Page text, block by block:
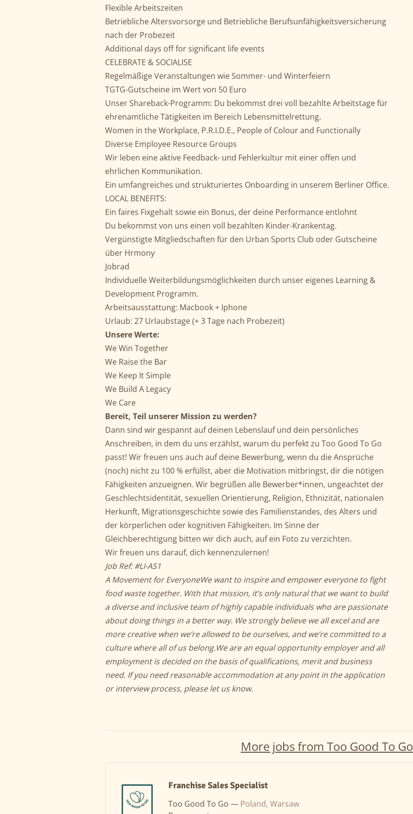
Flexible Arbeitszeiten
Betriebliche Altersvorsorge und Betriebliche Berufsunfähigkeitsversicherung
nach der Probezeit
Additional days off for significant life events
CELEBRATE & SOCIALISE
Regelmäßige Veranstaltungen wie Sommer- und Winterfeiern
TGTG-Gutscheine im Wert von 50 Euro
Unser Shareback-Programm: Du bekommst drei voll bezahlte Arbeitstage für
ehrenamtliche Tätigkeiten im Bereich Lebensmittelrettung.
Women in the Workplace, P.R.I.D.E., People of Colour and Functionally
Diverse Employee Resource Groups
Wir leben eine aktive Feedback- und Fehlerkultur mit einer offen und
ehrlichen Kommunikation.
Ein umfangreiches und strukturiertes Onboarding in unserem Berliner Office.
LOCAL BENEFITS:
Ein faires Fixgehalt sowie ein Bonus, der deine Performance entlohnt
Du bekommst von uns einen voll bezahlten Kinder-Krankentag.
Vergünstigte Mitgliedschaften für den Urban Sports Club oder Gutscheine
über Hrmony
Jobrad
Individuelle Weiterbildungsmöglichkeiten durch unser eigenes Learning &
Development Programm.
Arbeitsausstattung: Macbook + Iphone
Urlaub: 27 Urlaubstage (+ 3 Tage nach Probezeit)
Unsere Werte:
We Win Together
We Raise the Bar
We Keep It Simple
We Build A Legacy
We Care
Bereit, Teil unserer Mission zu werden?
Dann sind wir gespannt auf deinen Lebenslauf und dein persönliches
Anschreiben, in dem du uns erzählst, warum du perfekt zu Too Good To Go
passt! Wir freuen uns auch auf deine Bewerbung, wenn du die Ansprüche
(noch) nicht zu 100 % erfüllst, aber die Motivation mitbringst, dir die nötigen
Fähigkeiten anzueignen. Wir begrüßen alle Bewerber*innen, ungeachtet der
Geschlechtsidentität, sexuellen Orientierung, Religion, Ethnizität, nationalen
Herkunft, Migrationsgeschichte sowie des Familienstandes, des Alters und
der körperlichen oder kognitiven Fähigkeiten. Im Sinne der
Gleichberechtigung bitten wir dich auch, auf ein Foto zu verzichten.
Wir freuen uns darauf, dich kennenzulernen!
Job Ref: #LI-AS1
A Movement for EveryoneWe want to inspire and empower everyone to fight
food waste together. With that mission, it’s only natural that we want to build
a diverse and inclusive team of highly capable individuals who are passionate
about doing things in a better way. We strongly believe we all excel and are
more creative when we’re allowed to be ourselves, and we’re committed to a
culture where all of us belong.We are an equal opportunity employer and all
employment is decided on the basis of qualifications, merit and business
need. If you need reasonable accommodation at any point in the application
or interview process, please let us know.
More jobs from Too Good To Go
Franchise Sales Specialist
Too Good To Go — Poland, Warsaw